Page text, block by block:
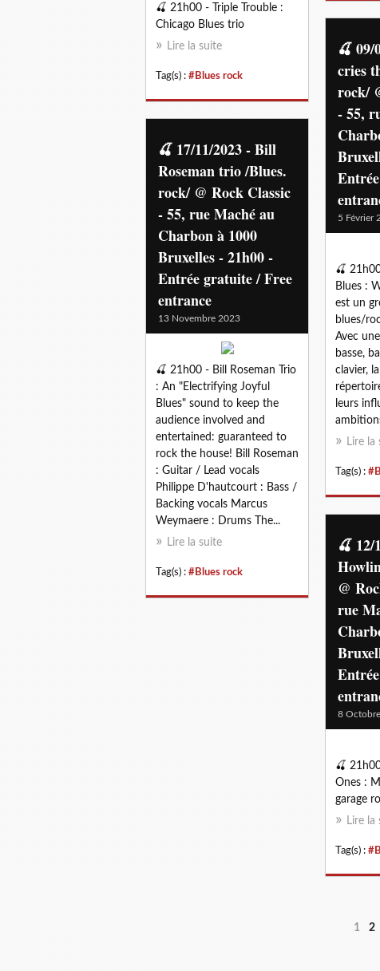
🍒 21h00 - Triple Trouble :
Chicago Blues trio
Lire la suite
Tag(s) : #Blues rock
🍒
cries
rock/
- 55,
5 Février
🍒
Blues :
est un
blues/
Avec
basse,
clavier,
leurs
Lire la
Tag(s) :
🍒 17/11/2023 - Bill
Roseman trio /Blues.
rock/ @ Rock Classic
- 55, rue Maché au
Charbon à 1000
Bruxelles - 21h00 -
Entrée gratuite / Free
entrance
13 Novembre 2023
🍒 21h00 - Bill Roseman Trio
: An "Electrifying Joyful
Blues" sound to keep the
audience involved and
entertained: guaranteed to
rock the house! Bill Roseman
: Guitar / Lead vocals
Philippe D'hautcourt : Bass /
Backing vocals Marcus
Weymaere : Drums The...
Lire la suite
Tag(s) : #Blues rock
🍒 12/
@
rue
8
🍒
Ones :
garage
Lire la
Tag(s) :
1 2